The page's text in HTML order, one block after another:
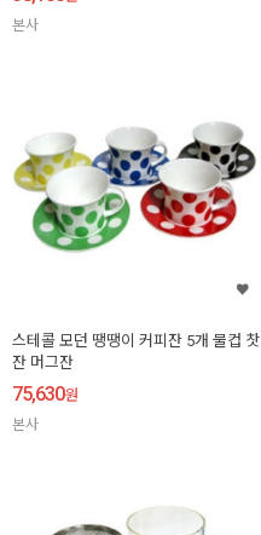
본사
스테콜 모던 땡땡이 커피잔 5개 물컵 찻
잔 머그잔
75,630원
본사